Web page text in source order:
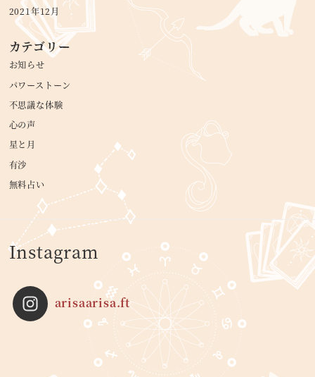
2021年12月
カテゴリー
お知らせ
パワーストーン
不思議な体験
心の声
星と月
有沙
無料占い
Instagram
arisaarisa.ft